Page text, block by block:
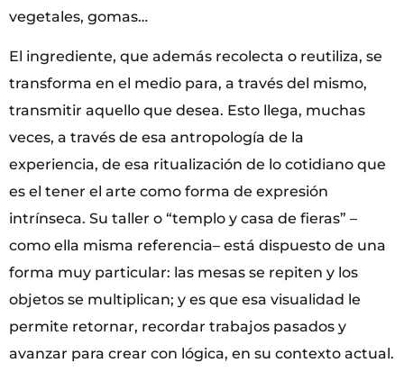
vegetales, gomas…
El ingrediente, que además recolecta o reutiliza, se
transforma en el medio para, a través del mismo,
transmitir aquello que desea. Esto llega, muchas
veces, a través de esa antropología de la
experiencia, de esa ritualización de lo cotidiano que
es el tener el arte como forma de expresión
intrínseca. Su taller o “templo y casa de fieras” –
como ella misma referencia– está dispuesto de una
forma muy particular: las mesas se repiten y los
objetos se multiplican; y es que esa visualidad le
permite retornar, recordar trabajos pasados y
avanzar para crear con lógica, en su contexto actual.